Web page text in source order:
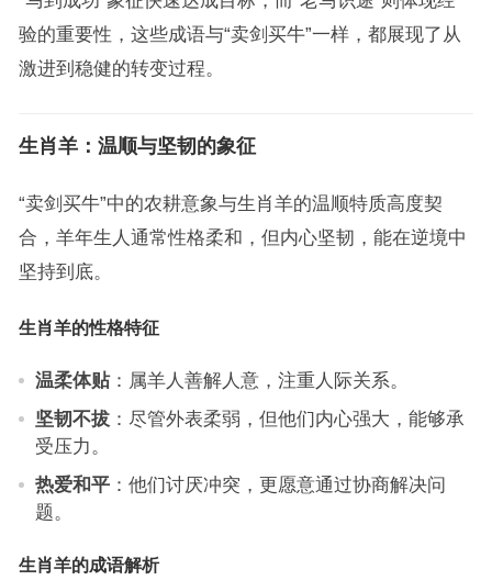
验的重要性，这些成语与“卖剑买牛”一样，都展现了从
激进到稳健的转变过程。
生肖羊：温顺与坚韧的象征
“卖剑买牛”中的农耕意象与生肖羊的温顺特质高度契
合，羊年生人通常性格柔和，但内心坚韧，能在逆境中
坚持到底。
生肖羊的性格特征
温柔体贴：属羊人善解人意，注重人际关系。
坚韧不拔：尽管外表柔弱，但他们内心强大，能够承
受压力。
热爱和平：他们讨厌冲突，更愿意通过协商解决问
题。
生肖羊的成语解析